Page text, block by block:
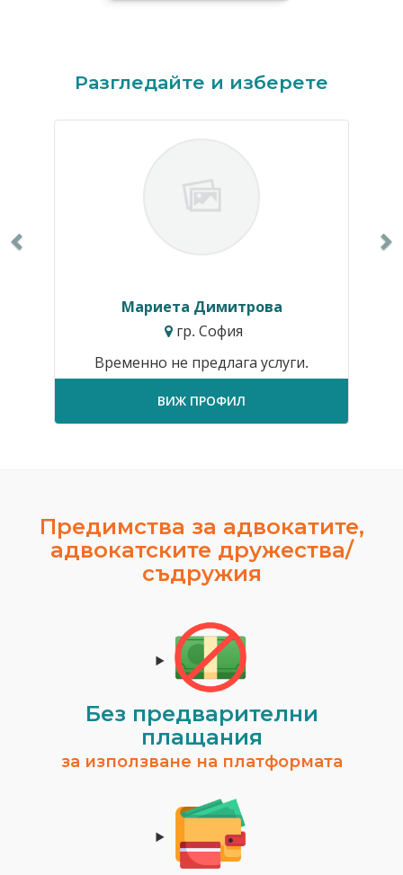
Разгледайте и изберете
Мариета Димитрова
гр. София
Временно не предлага услуги.
ВИЖ ПРОФИЛ
Предимства за адвокатите,
адвокатските дружества/
съдружия
Без предварителни
плащания
за използване на платформата